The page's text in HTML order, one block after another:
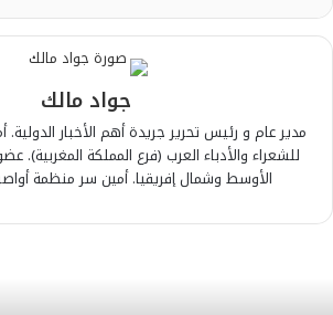
جواد مالك
مدير عام و رئيس تحرير جريدة أهم الأخبار الدولية.
للشعراء والأدباء العرب (فرع المملكة
الأوسط وشمال إفريقيا. أمين سر منظمة